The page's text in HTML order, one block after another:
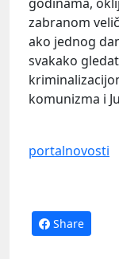
zabranom
ako jednog
svakako
komunizma i
portalnovosti
Share